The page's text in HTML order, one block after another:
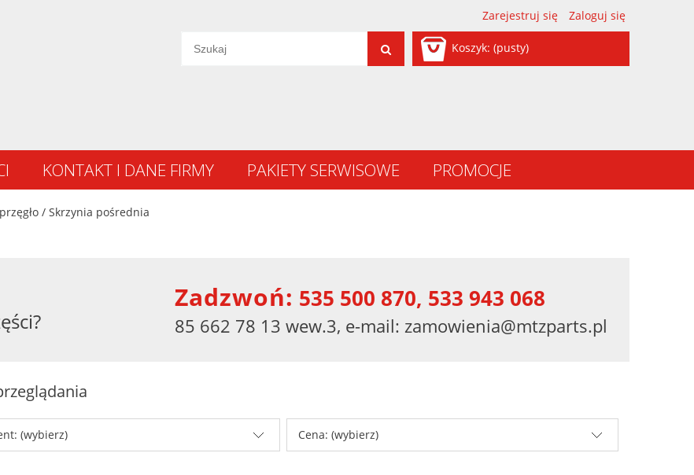
Zarejestruj się Zaloguj się
Koszyk: (pusty)
KONTAKT I DANE FIRMY PAKIETY SERWISOWE
PROMOCJE
/ Skrzynia pośrednia
Zadzwoń: 535 500 870, 533 943 068
85 662 78 13 wew.3, e-mail: zamowienia@mtzparts.pl
(wybierz) Cena: (wybierz)